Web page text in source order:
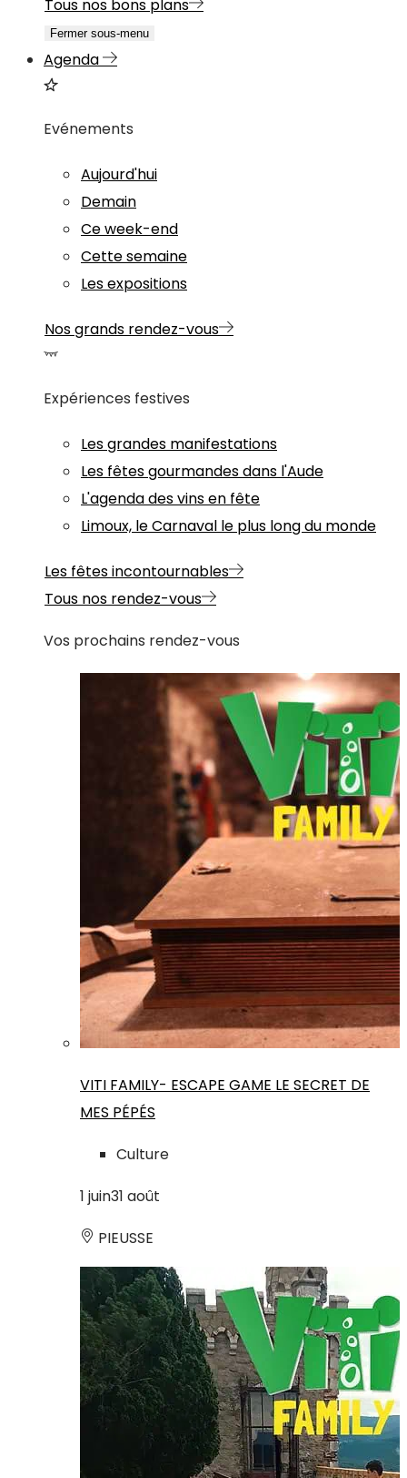
Tous nos bons plans
Fermer sous-menu
Agenda
Evénements
Aujourd'hui
Demain
Ce week-end
Cette semaine
Les expositions
Nos grands rendez-vous
Expériences festives
Les grandes manifestations
Les fêtes gourmandes dans l'Aude
L'agenda des vins en fête
Limoux, le Carnaval le plus long du monde
Les fêtes incontournables
Tous nos rendez-vous
Vos prochains rendez-vous
VITI FAMILY- ESCAPE GAME LE SECRET DE
MES PÉPÉS
Culture
1 juin31 août
PIEUSSE